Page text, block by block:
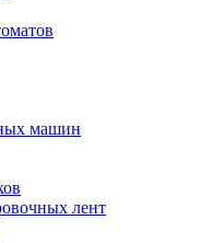
машин
лент